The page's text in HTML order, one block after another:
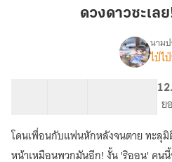
ขอ
ยุค
ดวงดาว
ซะ
ดวงดาวซะเล
เรื่อ
ให
ทั้
ผม
ขอ
ป
วง
นาม
ไป่ไ
ย
โดนเพื่อนกับแฟนหักหลังจนตาย ทะลุ
หน้าเหมือนพวกมันอีก! งั้น 'ริออน' คน